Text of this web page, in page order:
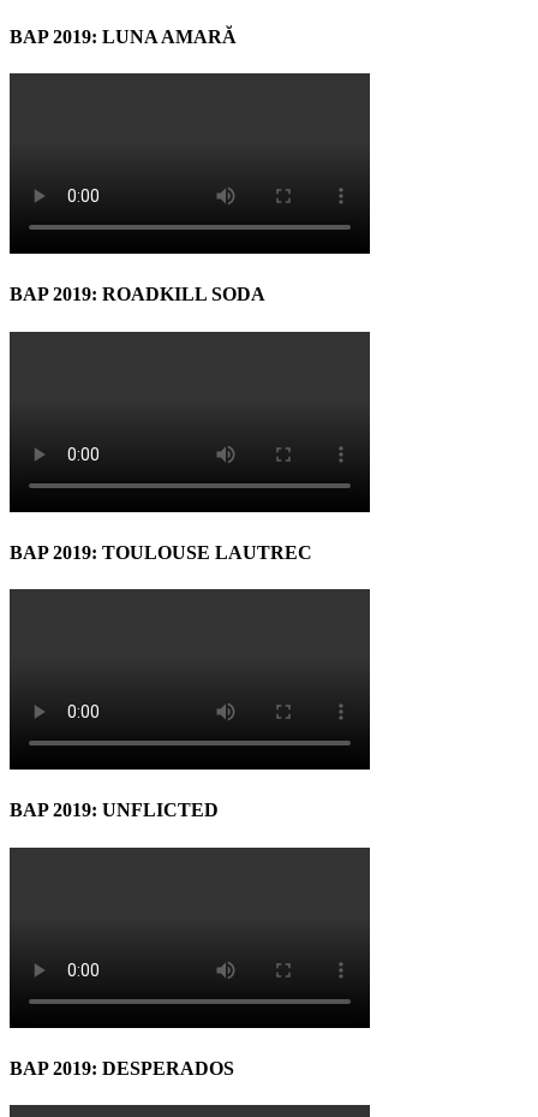
BAP 2019: LUNA AMARĂ
BAP 2019: ROADKILL SODA
BAP 2019: TOULOUSE LAUTREC
BAP 2019: UNFLICTED
BAP 2019: DESPERADOS